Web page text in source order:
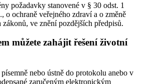
požadavky stanovené v § 30 odst. 1
o ochraně veřejného zdraví a o změně
ve znění pozdějších předpisů.
můžete zahájit řešení životní
nebo ústně do protokolu anebo v
zaručeným elektronickým